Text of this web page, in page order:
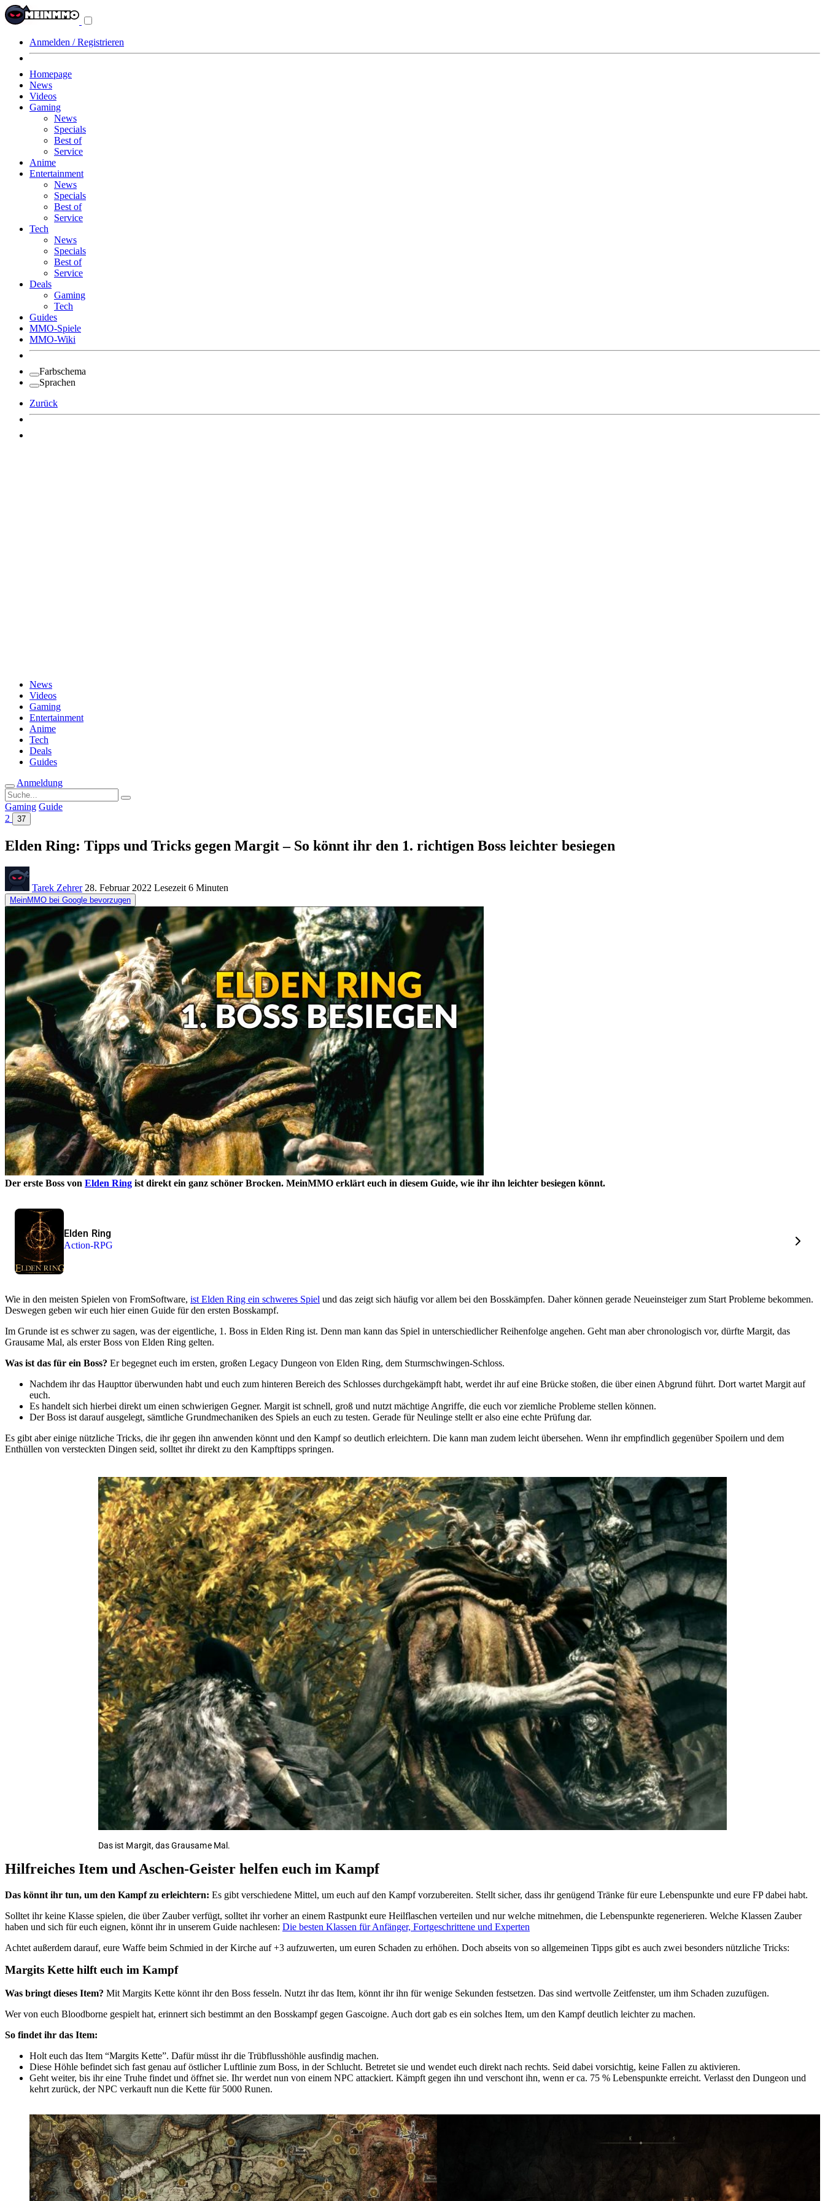
Anmelden / Registrieren
Homepage
News
Videos
Gaming
News
Specials
Best of
Service
Anime
Entertainment
News
Specials
Best of
Service
Tech
News
Specials
Best of
Service
Deals
Gaming
Tech
Guides
MMO-Spiele
MMO-Wiki
Farbschema
Sprachen
Zurück
News
Videos
Gaming
Entertainment
Anime
Tech
Deals
Guides
Anmeldung
Suche
nach:
Gaming Guide
2
37
Elden Ring: Tipps und Tricks gegen Margit – So könnt ihr den 1. richtigen Boss leichter besiegen
Tarek Zehrer 28. Februar 2022 Lesezeit 6 Minuten
MeinMMO bei Google bevorzugen
Der erste Boss von Elden Ring ist direkt ein ganz schöner Brocken. MeinMMO erklärt euch in diesem Guide, wie ihr ihn leichter besiegen könnt.
Elden Ring
Action-RPG
Wie in den meisten Spielen von FromSoftware, ist Elden Ring ein schweres Spiel und das zeigt sich häufig vor allem bei den Bosskämpfen. Daher können gerade Neueinsteiger zum Start Probleme bekommen.
Deswegen geben wir euch hier einen Guide für den ersten Bosskampf.
Im Grunde ist es schwer zu sagen, was der eigentliche, 1. Boss in Elden Ring ist. Denn man kann das Spiel in unterschiedlicher Reihenfolge angehen. Geht man aber chronologisch vor, dürfte Margit, das
Grausame Mal, als erster Boss von Elden Ring gelten.
Was ist das für ein Boss? Er begegnet euch im ersten, großen Legacy Dungeon von Elden Ring, dem Sturmschwingen-Schloss.
Nachdem ihr das Haupttor überwunden habt und euch zum hinteren Bereich des Schlosses durchgekämpft habt, werdet ihr auf eine Brücke stoßen, die über einen Abgrund führt. Dort wartet Margit auf
euch.
Es handelt sich hierbei direkt um einen schwierigen Gegner. Margit ist schnell, groß und nutzt mächtige Angriffe, die euch vor ziemliche Probleme stellen können.
Der Boss ist darauf ausgelegt, sämtliche Grundmechaniken des Spiels an euch zu testen. Gerade für Neulinge stellt er also eine echte Prüfung dar.
Es gibt aber einige nützliche Tricks, die ihr gegen ihn anwenden könnt und den Kampf so deutlich erleichtern. Die kann man zudem leicht übersehen. Wenn ihr empfindlich gegenüber Spoilern und dem
Enthüllen von versteckten Dingen seid, solltet ihr direkt zu den Kampftipps springen.
Das ist Margit, das Grausame Mal.
Hilfreiches Item und Aschen-Geister helfen euch im Kampf
Das könnt ihr tun, um den Kampf zu erleichtern: Es gibt verschiedene Mittel, um euch auf den Kampf vorzubereiten. Stellt sicher, dass ihr genügend Tränke für eure Lebenspunkte und eure FP dabei habt.
Solltet ihr keine Klasse spielen, die über Zauber verfügt, solltet ihr vorher an einem Rastpunkt eure Heilflaschen verteilen und nur welche mitnehmen, die Lebenspunkte regenerieren. Welche Klassen Zauber
haben und sich für euch eignen, könnt ihr in unserem Guide nachlesen: Die besten Klassen für Anfänger, Fortgeschrittene und Experten
Achtet außerdem darauf, eure Waffe beim Schmied in der Kirche auf +3 aufzuwerten, um euren Schaden zu erhöhen. Doch abseits von so allgemeinen Tipps gibt es auch zwei besonders nützliche Tricks:
Margits Kette hilft euch im Kampf
Was bringt dieses Item? Mit Margits Kette könnt ihr den Boss fesseln. Nutzt ihr das Item, könnt ihr ihn für wenige Sekunden festsetzen. Das sind wertvolle Zeitfenster, um ihm Schaden zuzufügen.
Wer von euch Bloodborne gespielt hat, erinnert sich bestimmt an den Bosskampf gegen Gascoigne. Auch dort gab es ein solches Item, um den Kampf deutlich leichter zu machen.
So findet ihr das Item:
Holt euch das Item “Margits Kette”. Dafür müsst ihr die Trübflusshöhle ausfindig machen.
Diese Höhle befindet sich fast genau auf östlicher Luftlinie zum Boss, in der Schlucht. Betretet sie und wendet euch direkt nach rechts. Seid dabei vorsichtig, keine Fallen zu aktivieren.
Geht weiter, bis ihr eine Truhe findet und öffnet sie. Ihr werdet nun von einem NPC attackiert. Kämpft gegen ihn und verschont ihn, wenn er ca. 75 % Lebenspunkte erreicht. Verlasst den Dungeon und
kehrt zurück, der NPC verkauft nun die Kette für 5000 Runen.